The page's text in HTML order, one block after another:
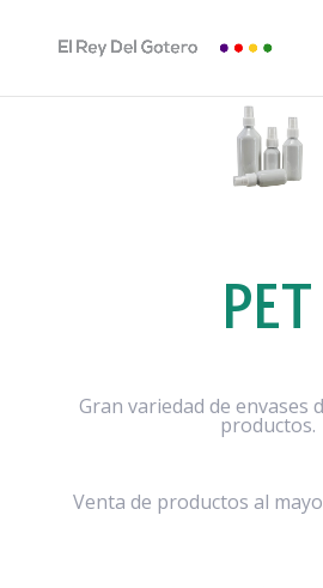
PET
Gran variedad de envases
productos.
Venta de productos al